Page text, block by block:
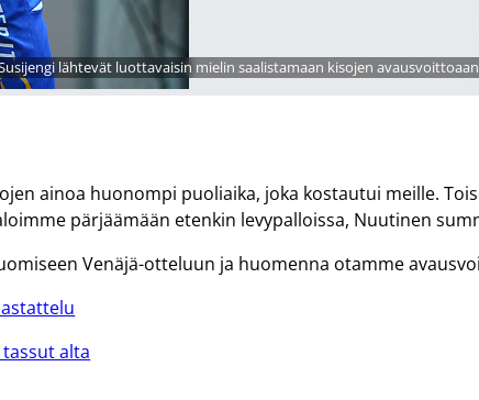
lähtevät luottavaisin mielin saalistamaan kisojen
ainoa huonompi puoliaika, joka kostautui meille.
pärjäämään etenkin levypalloissa, Nuutinen
Venäjä-otteluun ja huomenna otamme
alta